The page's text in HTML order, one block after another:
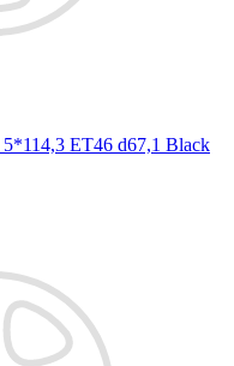
ET46 d67,1 Black